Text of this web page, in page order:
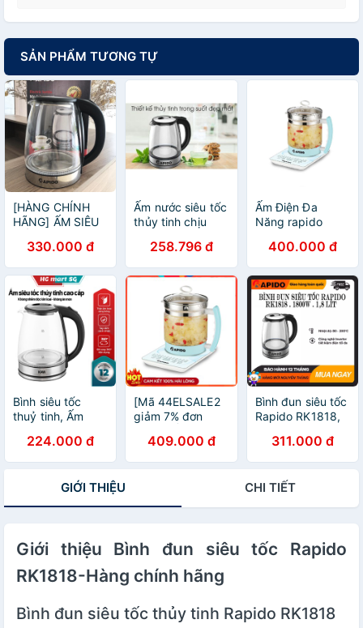
SẢN PHẨM TƯƠNG TỰ
[HÀNG CHÍNH
HÃNG] ẤM SIÊU
SIÊU TỐC THỦY
TINH RAPIDO
RK1818 1,8 LÍT
330.000 đ
Ấm nước siêu tốc
thủy tinh chịu
258.796 đ
Ấm Điện Đa
Năng rapido
400.000 đ
Bình siêu tốc
thuỷ tinh, Ấm
KAW An toàn,
Tiết kiệm điện.
CHÍNH HÃNG UY
TÍN
224.000 đ
[Mã 44ELSALE2
giảm 7% đơn
Thủy Tinh Đa
Năng Rapido Với
Siêu Tốc
409.000 đ
Bình đun siêu tốc
Rapido RK1818,
lit.Bảo Hành
Chính Hãng 06
311.000 đ
GIỚI THIỆU CHI TIẾT
Giới thiệu Bình đun siêu tốc Rapido
RK1818-Hàng chính hãng
Bình đun siêu tốc thủy tinh Rapido RK1818